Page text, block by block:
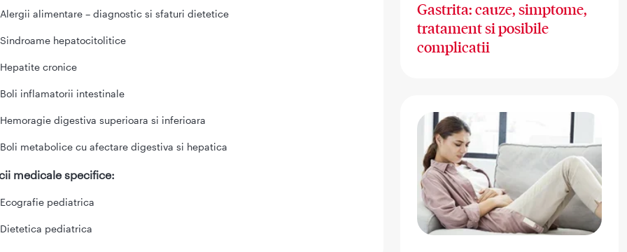
Alergii alimentare – diagnostic si sfaturi dietetice
Sindroame hepatocitolitice
Hepatite cronice
Boli inflamatorii intestinale
Hemoragie digestiva superioara si inferioara
Boli metabolice cu afectare digestiva si hepatica
medicale specifice:
Ecografie pediatrica
Dietetica pediatrica
Gastrita: cauze, simptome,
tratament si posibile
complicatii